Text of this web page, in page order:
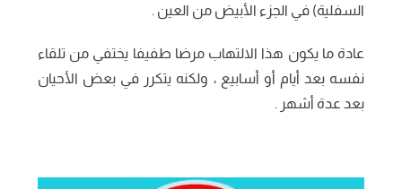
السفلية) في الجزء الأبيض من العين .
عادة ما يكون هذا الالتهاب مرضا طفيفا يختفي من تلقاء
نفسه بعد أيام أو أسابيع ، ولكنه يتكرر في بعض الأحيان
بعد عدة أشهر .